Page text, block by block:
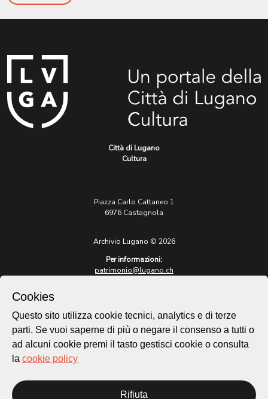
Città di Lugano
Cultura
Piazza Carlo Cattaneo 1
6976 Castagnola
Archivio Lugano © 2026
Per informazioni:
patrimonio@lugano.ch
lugano.ch
Cookie policy
Homepage
Temi
Cookies
Questo sito utilizza cookie tecnici, analytics e di terze
parti. Se vuoi saperne di più o negare il consenso a tutti o
ad alcuni cookie premi il tasto gestisci cookie o consulta
la cookie policy
Rifiuta